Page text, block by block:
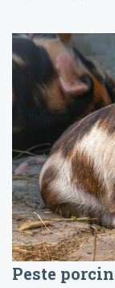
Peste